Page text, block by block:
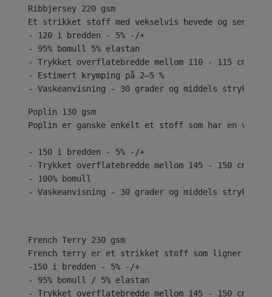
Ribbjersey 220 gsm
Et strikket stoff med vekselvis hevede og
- 120 i bredden - 5% -/+
- 95% bomull 5% elastan
- Trykket overflatebredde mellom 110 - 115 cm
- Estimert krymping på 2–5 %
- Vaskeanvisning - 30 grader og middels stryk
Poplin 130 gsm
Poplin er ganske enkelt et stoff som har en
- 150 i bredden - 5% -/+
- Trykket overflatebredde mellom 145 - 150 cm
- 100% bomull
- Vaskeanvisning - 30 grader og middels stryk
French Terry 230 gsm
French terry er et strikket stoff som ligner på
-150 i bredden - 5% -/+
- 95% bomull / 5% elastan
- Trykket overflatebredde mellom 145 - 150 cm